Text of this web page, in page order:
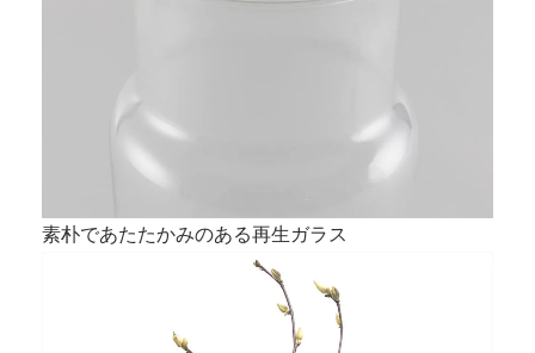
素朴であたたかみのある再生ガラス